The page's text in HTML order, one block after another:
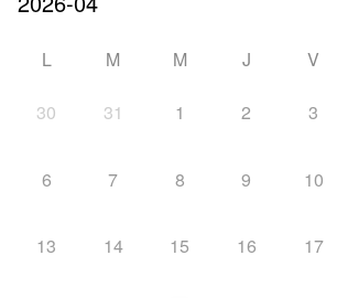
L M M J V
30 31 1 2 3
6 7 8 9 10
13 14 15 16 17